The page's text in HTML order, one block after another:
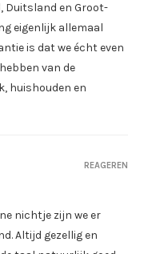
Duitsland en Groot-
eigenlijk allemaal
is dat we écht even
van de
huishouden en
nichtje zijn we er
Altijd gezellig en
REAGEREN